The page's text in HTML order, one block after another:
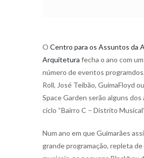
O Centro para os Assuntos da
Arquitetura fecha o ano com
número de eventos
Roll, José Teibão, GuimaFloyd
Space Garden serão alguns
ciclo “Bairro C – Distrito
Num ano em que Guimarães
grande programação, repleta